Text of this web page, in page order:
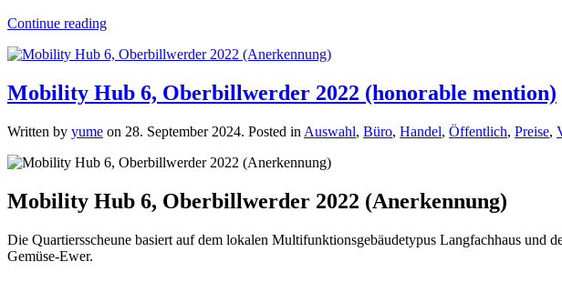
Continue reading
Mobility Hub 6, Oberbillwerder 2022 (honorable mention)
Written by yume on 28. September 2024. Posted in Auswahl, Büro, Handel, Öffentlich, Preise,
Mobility Hub 6, Oberbillwerder 2022 (Anerkennung)
Die Quartiersscheune basiert auf dem lokalen Multifunktionsgebäudetypus Langfachhaus und
Gemüse-Ewer.